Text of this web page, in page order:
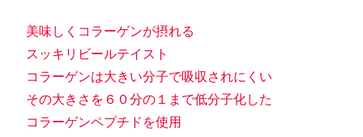
美味しくコラーゲンが摂れる
スッキリビールテイスト
コラーゲンは大きい分子で吸収されにくい
その大きさを６０分の１まで低分子化した
コラーゲンペプチドを使用